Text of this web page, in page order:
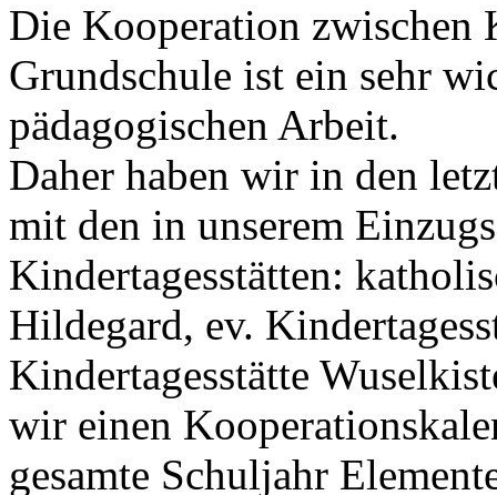
Die Kooperation zwischen
Grundschule ist ein sehr
pädagogischen Arbeit.
Daher haben wir in den
mit den in unserem
Kindertagesstätten:
Hildegard, ev.
Kindertagesstätte
wir einen
gesamte Schuljahr